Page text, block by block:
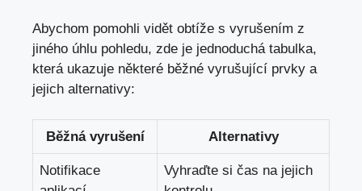
Abychom pomohli vidět obtíže s vyrušením z
jiného úhlu pohledu, zde je jednoduchá tabulka,
která ukazuje některé běžné vyrušující prvky a
jejich alternativy:
Běžná vyrušení Alternativy
Notifikace
Vyhraďte si čas na jejich